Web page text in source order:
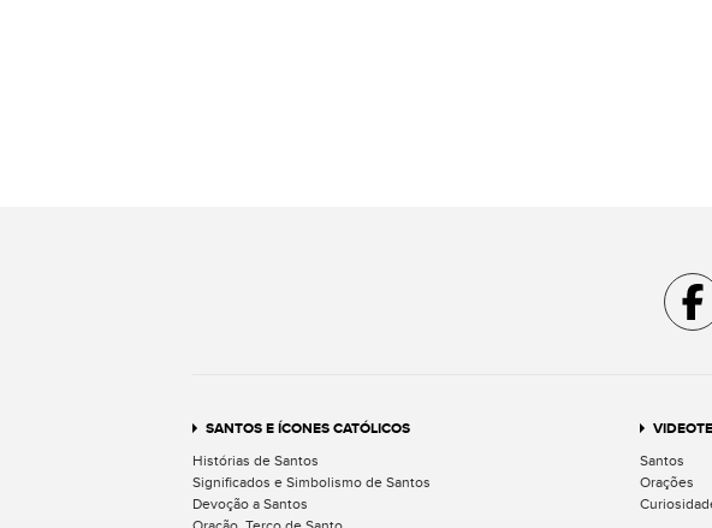
SANTOS E ÍCONES CATÓLICOS
Histórias de Santos
Significados e Simbolismo de Santos
Devoção a Santos
Santos
Orações